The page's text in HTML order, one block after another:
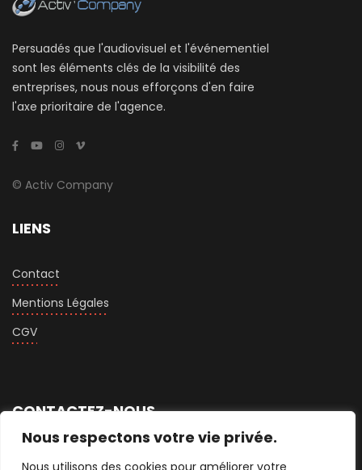
Nous respectons votre vie privée.
Nous utilisons des cookies pour améliorer votre
Persuadés que l'audiovisuel et l'événementiel
sont les éléments clés de la visibilité des
entreprises, nous nous efforçons d'en faire
l'axe prioritaire de l'agence.
© Activ Company
LIENS
Contact
Mentions Légales
CGV
CONTACTEZ-NOUS